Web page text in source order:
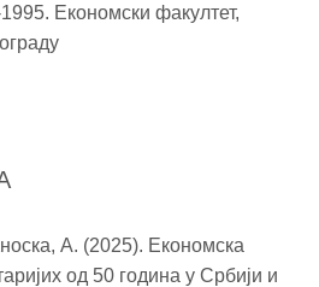
Економски факултет,
А. (2025). Економска
од 50 година у Србији и